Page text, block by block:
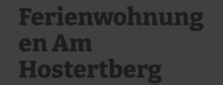
Ferienwohnung
en Am
Hostertberg